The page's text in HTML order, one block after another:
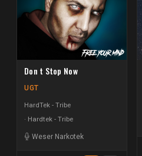
Don t Stop Now
UGT
HardTek - Tribe
Hardtek - Tribe
Weser Narkotek